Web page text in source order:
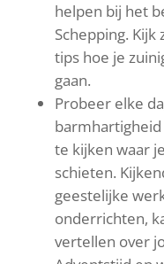
helpen bij het
Schepping.
tips hoe je
gaan.
Probeer elke
te kijken waar
schieten.
geestelijke
onderrichten,
vertellen over